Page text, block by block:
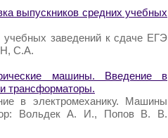
средних учебных
учебных заведений к сдаче ЕГЭ
С.А.
машины. Введение в
трансформаторы.
в электромеханику. Машины
Вольдек А. И., Попов В. В.